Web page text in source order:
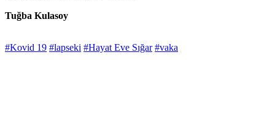
Tuğba Kulasoy
#Kovid 19 #lapseki #Hayat Eve Sığar #vaka